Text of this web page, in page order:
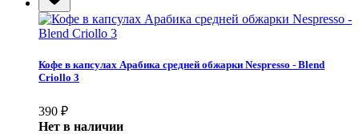
Кофе в капсулах Арабика средней обжарки Nespresso - Blend
Criollo 3
390 ₽
Нет в наличии